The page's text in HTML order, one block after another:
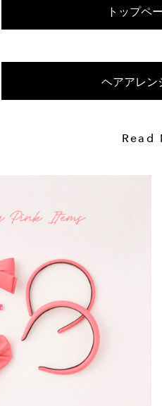
トップペ
ヘアアレン
Read